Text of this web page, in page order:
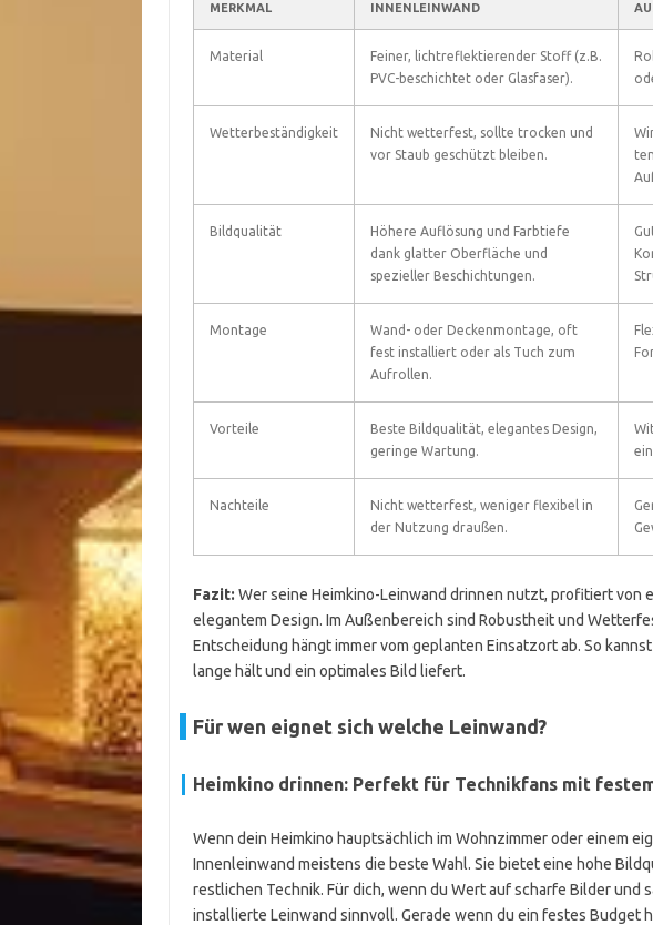
MERKMAL INNENLEINWAND
Material
Feiner, lichtreflektierender Stoff (z.B.
PVC-beschichtet oder Glasfaser).
Wetterbeständigkeit
Nicht wetterfest, sollte trocken und
vor Staub geschützt bleiben.
Bildqualität
Höhere Auflösung und Farbtiefe
dank glatter Oberfläche und
spezieller Beschichtungen.
Montage
Wand- oder Deckenmontage, oft
fest installiert oder als Tuch zum
Aufrollen.
Vorteile
Beste Bildqualität, elegantes Design,
geringe Wartung.
Nachteile
Nicht wetterfest, weniger flexibel in
der Nutzung draußen.
Fazit: Wer seine Heimkino-Leinwand drinnen nutzt, profitiert von
elegantem Design. Im Außenbereich sind Robustheit und
Entscheidung hängt immer vom geplanten Einsatzort ab. So
lange hält und ein optimales Bild liefert.
Für wen eignet sich welche Leinwand?
Heimkino drinnen: Perfekt für Technikfans mit
Wenn dein Heimkino hauptsächlich im Wohnzimmer oder einem
Innenleinwand meistens die beste Wahl. Sie bietet eine hohe
restlichen Technik. Für dich, wenn du Wert auf scharfe Bilder und
installierte Leinwand sinnvoll. Gerade wenn du ein festes Budget